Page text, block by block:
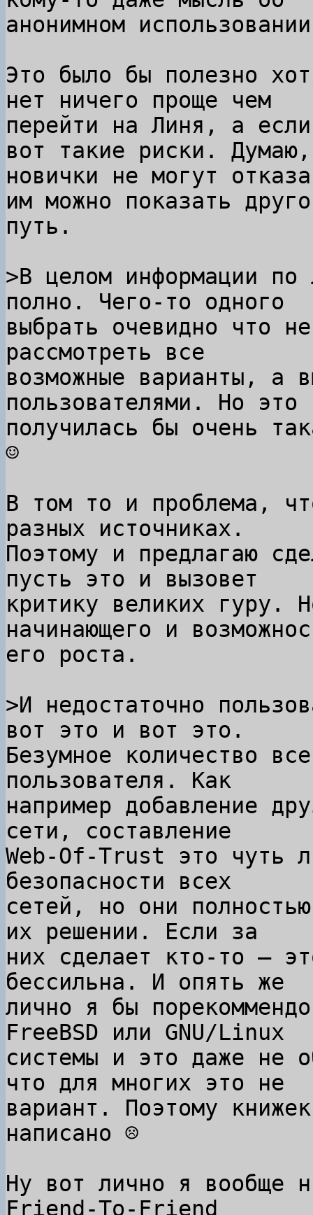
анонимном
Это было бы полезно
нет ничего проще чем
перейти на Линя, а
вот такие риски.
новички не могут
им можно показать
путь.
>В целом информации
выбрать очевидно что
рассмотреть все
возможные варианты, а
пользователями. Но это
получилась бы очень
☺
В том то и проблема,
разных источниках.
Поэтому и предлагаю
пусть это и вызовет
критику великих гуру.
начинающего и
его роста.
>И недостаточно
Безумное количество
пользователя. Как
например добавление
сети, составление
Web-Of-Trust это чуть
безопасности всех
сетей, но они
их решении. Если за
них сделает кто-то —
бессильна. И опять же
лично я бы
FreeBSD или GNU/Linux
системы и это даже не
что для многих это не
вариант. Поэтому
написано ☹
Ну вот лично я вообще
Friend-To-Friend